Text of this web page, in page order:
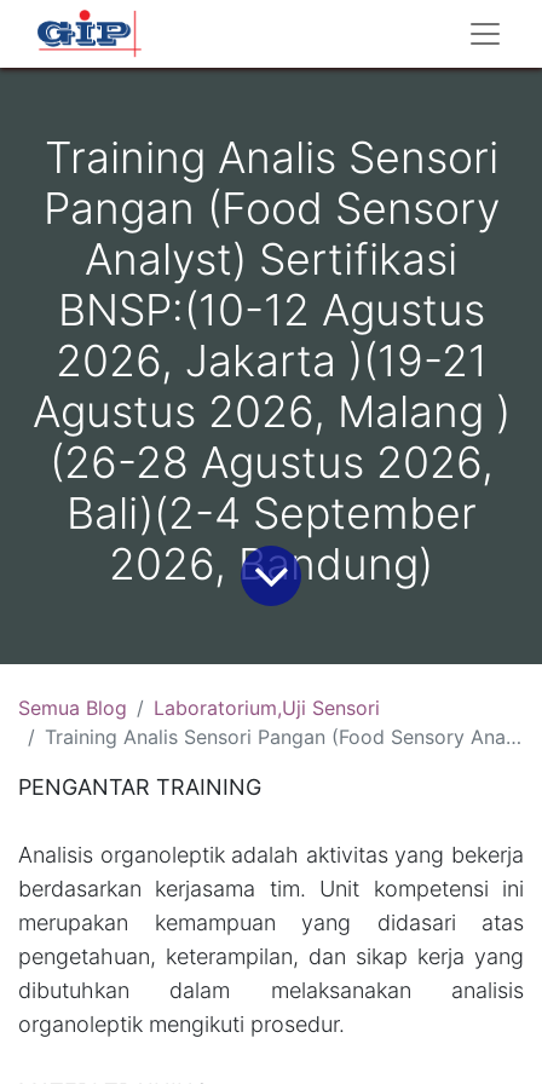
Training Analis Sensori
Pangan (Food Sensory
Analyst) Sertifikasi
BNSP:(10-12 Agustus
2026, Jakarta )(19-21
Agustus 2026, Malang )
(26-28 Agustus 2026,
Bali)(2-4 September
2026, Bandung)
Semua Blog
Laboratorium,Uji Sensori
Training Analis Sensori Pangan (Food Sensory Analyst) Sertifikasi BNSP:(10-12 Agustus 2026, Jakarta )(19-21 Agustus 2026, Malang )(26-28 Agustus 2026, Bali)(2-4 September 2026, Bandung)
PENGANTAR TRAINING
Analisis organoleptik adalah aktivitas yang bekerja
berdasarkan kerjasama tim. Unit kompetensi ini
merupakan kemampuan yang didasari atas
pengetahuan, keterampilan, dan sikap kerja yang
dibutuhkan dalam melaksanakan analisis
organoleptik mengikuti prosedur.